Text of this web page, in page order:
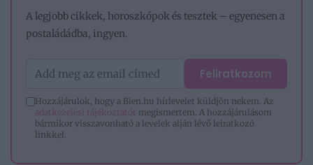
A legjobb cikkek, horoszkópok és tesztek – egyenesen a
postaládádba, ingyen.
Feliratkozom
Hozzájárulok, hogy a Bien.hu hírlevelet küldjön nekem. Az
adatkezelési tájékoztatót megismertem. A hozzájárulásom
bármikor visszavonható a levelek alján lévő leiratkozó
linkkel.